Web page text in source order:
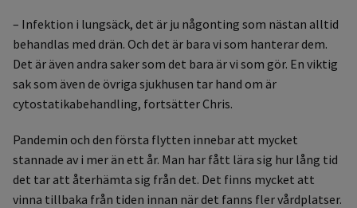
– Infektion i lungsäck, det är ju någonting som nästan alltid
behandlas med drän. Och det är bara vi som hanterar dem.
Det är även andra saker som det bara är vi som gör. En viktig
sak som även de övriga sjukhusen tar hand om är
cytostatikabehandling, fortsätter Chris.
Pandemin och den första flytten innebar att mycket
stannade av i mer än ett år. Man har fått lära sig hur lång tid
det tar att återhämta sig från det. Det finns mycket att
vinna tillbaka från tiden innan när det fanns fler vårdplatser.